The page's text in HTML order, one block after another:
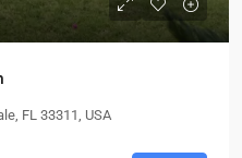
FL 33311, USA